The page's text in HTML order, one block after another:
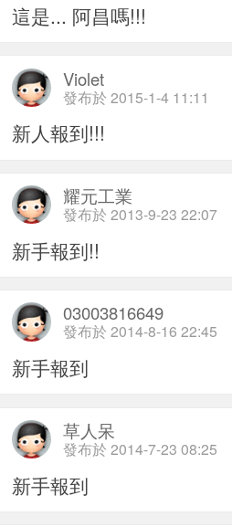
這是... 阿昌嗎!!!
Violet
發布於 2015-1-4 11:11
新人報到!!!
耀元工業
發布於 2013-9-23 22:07
新手報到!!
03003816649
發布於 2014-8-16 22:45
新手報到
草人呆
發布於 2014-7-23 08:25
新手報到